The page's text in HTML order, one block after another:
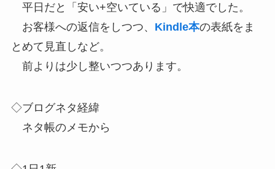
平日だと「安い+空いている」で快適でした。
お客様への返信をしつつ、 Kindle本の表紙をま
とめて見直しなど。
前よりは少し整いつつあります。
◇ブログネタ経緯
ネタ帳のメモから